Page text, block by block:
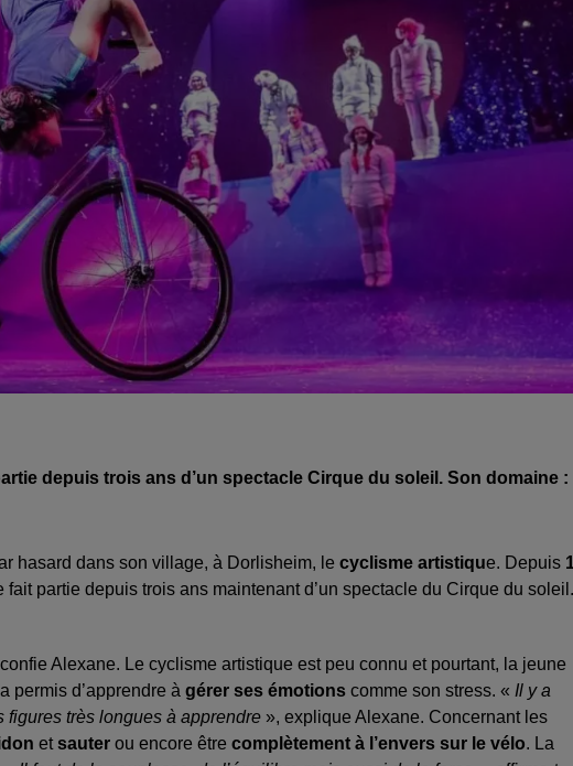
depuis trois ans d’un spectacle Cirque du soleil. Son domaine :
hasard dans son village, à Dorlisheim, le cyclisme artistique. Depuis
fait partie depuis trois ans maintenant d’un spectacle du Cirque du soleil.
Alexane. Le cyclisme artistique est peu connu et pourtant, la jeune
permis d’apprendre à gérer ses émotions comme son stress. « Il y a
figures très longues à apprendre », explique Alexane. Concernant les
etsauter ou encore être complètement à l’envers sur le vélo. La